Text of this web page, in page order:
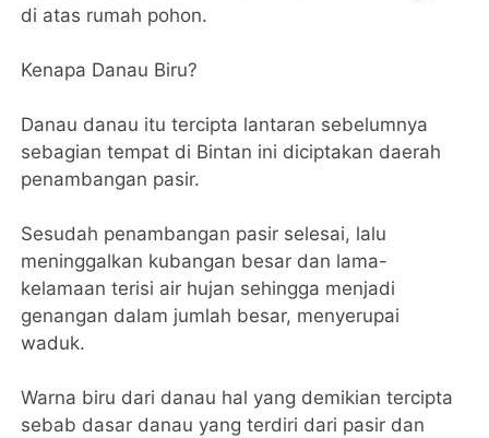
di atas rumah pohon.
Kenapa Danau Biru?
Danau danau itu tercipta lantaran sebelumnya
sebagian tempat di Bintan ini diciptakan daerah
penambangan pasir.
Sesudah penambangan pasir selesai, lalu
meninggalkan kubangan besar dan lama-
kelamaan terisi air hujan sehingga menjadi
genangan dalam jumlah besar, menyerupai
waduk.
Warna biru dari danau hal yang demikian tercipta
sebab dasar danau yang terdiri dari pasir dan